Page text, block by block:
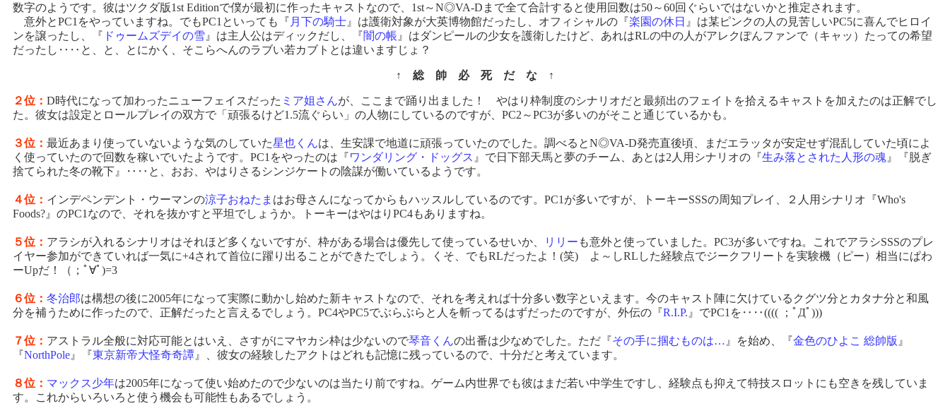
数字のようです。彼はツクダ版1st Editionで僕が最初に作ったキャストなので、1st～N◎VA-Dまで全て合計すると使用回数は50～60回ぐらいではないかと推定されます。
意外とPC1をやっていますね。でもPC1といっても『 月下の騎士 』は護衛対象が大英博物館だったし、オフィシャルの『楽園の休日 』は某ピンクの人の見苦しいPC5に喜んでヒロイ
ンを譲ったし、『 ドゥームズデイの雪 』は主人公はディックだし、『闇の帳 』はダンピールの少女を護衛したけど、あれはRLの中の人がアレクぽんファンで（キャッ）たっての希望
だったし‥‥と、と、とにかく、そこらへんのラブい若カブトとは違いますじょ？
↑ 総 帥 必 死 だ な ↑
２位： D時代になって加わったニューフェイスだった ミア姐さんが、ここまで踊り出ました！ やはり枠制度のシナリオだと最頻出のフェイトを拾えるキャストを加えたのは正解でし
た。彼女は設定とロールプレイの双方で「頑張るけど1.5流ぐらい」の人物にしているのですが、PC2～PC3が多いのがそこと通じているかも。
３位： 最近あまり使っていないような気のしていた星也くんは、生安課で地道に頑張っていたのでした。調べるとN◎VA-D発売直後頃、まだエラッタが安定せず混乱していた頃によ
く使っていたので回数を稼いでいたようです。PC1をやったのは『ワンダリング・ドッグス 』で日下部天馬と夢のチーム、あとは2人用シナリオの『生み落とされた人形の魂 』『脱ぎ
捨てられた冬の靴下』‥‥と、おお、やはりさるシンジケートの陰謀が働いているようです。
４位： インデペンデント・ウーマンの涼子おねたま はお母さんになってからもハッスルしているのです。PC1が多いですが、トーキーSSSの周知プレイ、２人用シナリオ『Who's
Foods?』のPC1なので、それを抜かすと平坦でしょうか。トーキーはやはりPC4もありますね。
５位： アラシが入れるシナリオはそれほど多くないですが、枠がある場合は優先して使っているせいか、 リリー も意外と使っていました。PC3が多いですね。これでアラシSSSのプレ
イヤー参加ができていれば一気に+4されて首位に躍り出ることができたでしょう。くそ、でもRLだったよ！(笑) よ～しRLした経験点でジークフリートを実験機（ピー）相当にぱわ
ーUpだ！（；ﾟ∀ﾟ)=3
６位： 冬治郎は構想の後に2005年になって実際に動かし始めた新キャストなので、それを考えれば十分多い数字といえます。今のキャスト陣に欠けているクグツ分とカタナ分と和風
分を補うために作ったので、正解だったと言えるでしょう。PC4やPC5でぶらぶらと人を斬ってるはずだったのですが、外伝の『R.I.P. 』でPC1を‥‥(((( ；ﾟДﾟ)))
７位： アストラル全般に対応可能とはいえ、さすがにマヤカシ枠は少ないので琴音くんの出番は少なめでした。ただ『その手に掴むものは… 』を始め、『金色のひよこ 総帥版 』
『NorthPole 』『東京新帝大怪奇奇譚 』、彼女の経験したアクトはどれも記憶に残っているので、十分だと考えています。
８位： マックス少年は2005年になって使い始めたので少ないのは当たり前ですね。ゲーム内世界でも彼はまだ若い中学生ですし、経験点も抑えて特技スロットにも空きを残していま
す。これからいろいろと使う機会も可能性もあるでしょう。